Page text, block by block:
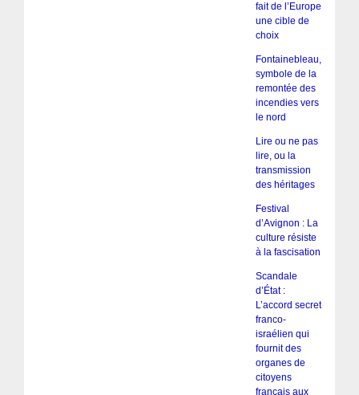
fait de l’Europe
une cible de
choix
Fontainebleau,
symbole de la
remontée des
incendies vers
le nord
Lire ou ne pas
lire, ou la
transmission
des héritages
Festival
d’Avignon : La
culture résiste
à la fascisation
Scandale
d’État :
L’accord secret
franco-
israélien qui
fournit des
organes de
citoyens
français aux